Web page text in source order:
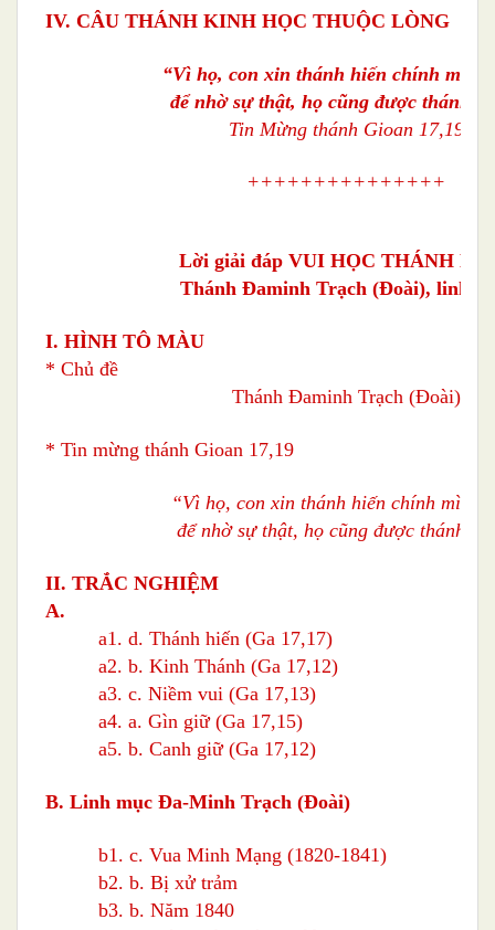
IV. CÂU THÁNH KINH HỌC THUỘC LÒNG
“Vì họ, con xin thánh hiến chính mình
để nhờ sự thật, họ cũng được thánh
Tin Mừng thánh Gioan 17,19
+++++++++++++++
Lời giải đáp VUI HỌC THÁNH
Thánh Ðaminh Trạch (Ðoài), linh
I. HÌNH TÔ MÀU
* Chủ đề
Thánh Ðaminh Trạch (Ðoài)
* Tin mừng thánh Gioan 17,19
“Vì họ, con xin thánh hiến chính mình
để nhờ sự thật, họ cũng được thánh
II. TRẮC NGHIỆM
A.
a1. d. Thánh hiến (Ga 17,17)
a2. b. Kinh Thánh (Ga 17,12)
a3. c. Niềm vui (Ga 17,13)
a4. a. Gìn giữ (Ga 17,15)
a5. b. Canh giữ (Ga 17,12)
B. Linh mục Ða-Minh Trạch (Ðoài)
b1 . c. Vua Minh Mạng (1820-1841)
b2. b. Bị xử trảm
b3. b. Năm 1840